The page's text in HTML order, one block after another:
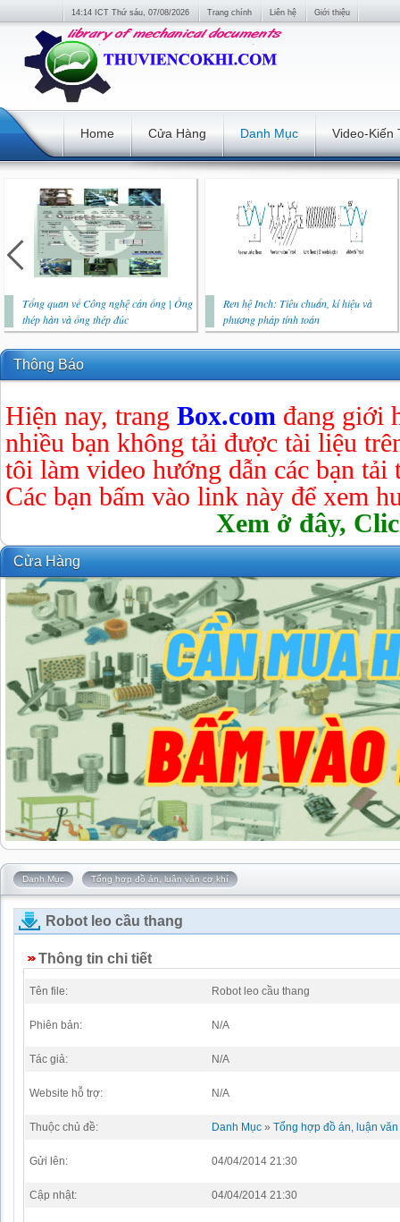
14:14 ICT Thứ sáu, 07/08/2026 Trang chính Liên hệ Giới thiệu
Home Cửa Hàng Danh Mục Video-Kiến
Tổng quan về Công nghệ cán ống | Ống
thép hàn và ống thép đúc
Ren hệ Inch: Tiêu chuẩn, kí hiệu và
phương pháp tính toán
Thông Báo
Hiện nay, trang Box.com đang giới
nhiều bạn không tải được tài liệu
tôi làm video hướng dẫn các bạn tải
Các bạn bấm vào link này để xem
Xem ở đây,
Cửa Hàng
Danh Mục Tổng hợp đồ án, luận văn cơ khí
Robot leo cầu thang
Thông tin chi tiết
Tên file: Robot leo cầu thang
Phiên bản: N/A
Tác giả: N/A
Website hỗ trợ: N/A
Thuộc chủ đề: Danh Mục» Tổng hợp đồ án, luận
Gửi lên: 04/04/2014 21:30
Cập nhật: 04/04/2014 21:30